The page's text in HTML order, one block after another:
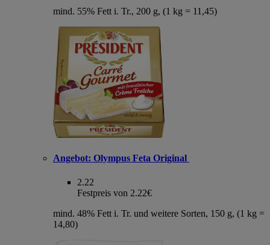
mind. 55% Fett i. Tr., 200 g, (1 kg = 11,45)
Angebot: Olympus Feta Original
2.22
Festpreis von 2.22€
mind. 48% Fett i. Tr. und weitere Sorten, 150 g, (1 kg =
14,80)